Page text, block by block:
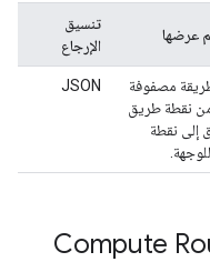
عرضها
تنسيق
الإرجاع
مصفوفة
نقطة طريق
إلى نقطة
JSON